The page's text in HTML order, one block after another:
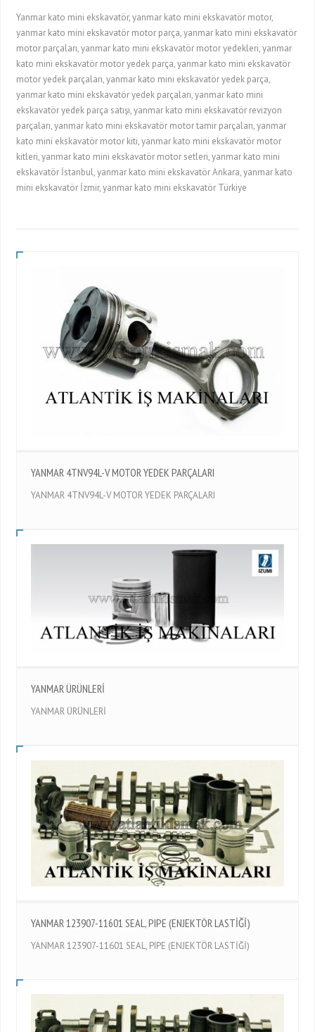
Yanmar kato mini ekskavatör, yanmar kato mini ekskavatör motor,
yanmar kato mini ekskavatör motor parça, yanmar kato mini ekskavatör
motor parçaları, yanmar kato mini ekskavatör motor yedekleri, yanmar
kato mini ekskavatör motor yedek parça, yanmar kato mini ekskavatör
motor yedek parçaları, yanmar kato mini ekskavatör yedek parça,
yanmar kato mini ekskavatör yedek parçaları, yanmar kato mini
ekskavatör yedek parça satışı, yanmar kato mini ekskavatör revizyon
parçaları, yanmar kato mini ekskavatör motor tamir parçaları, yanmar
kato mini ekskavatör motor kiti, yanmar kato mini ekskavatör motor
kitleri, yanmar kato mini ekskavatör motor setleri, yanmar kato mini
ekskavatör İstanbul, yanmar kato mini ekskavatör Ankara, yanmar kato
mini ekskavatör İzmir, yanmar kato mini ekskavatör Türkiye
YANMAR 4TNV94L-V MOTOR YEDEK PARÇALARI
YANMAR 4TNV94L-V MOTOR YEDEK PARÇALARI
YANMAR ÜRÜNLERİ
YANMAR ÜRÜNLERİ
YANMAR 123907-11601 SEAL, PIPE (ENJEKTÖR LASTİĞİ)
YANMAR 123907-11601 SEAL, PIPE (ENJEKTÖR LASTİĞİ)